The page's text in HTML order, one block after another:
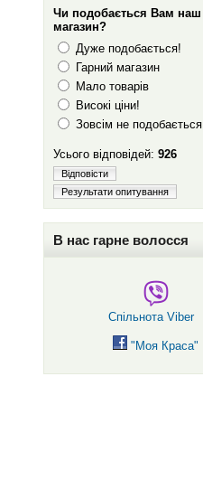
Чи подобається Вам наш
магазин?
Дуже подобається!
Гарний магазин
Мало товарів
Високі ціни!
Зовсім не подобається
Усього відповідей: 926
Відповісти
Результати опитування
В нас гарне волосся
Спільнота Viber
"Моя Краса"